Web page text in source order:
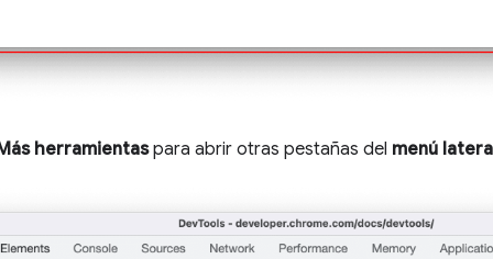
herramientaspara abrir otras pestañas del menú